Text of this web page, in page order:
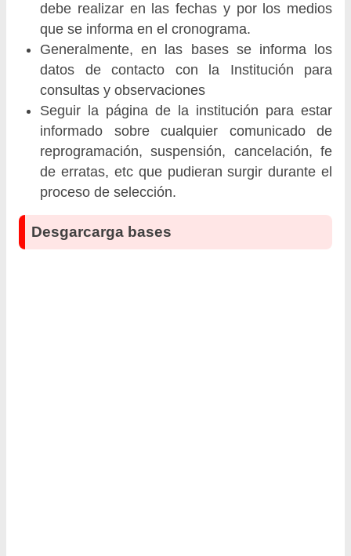
debe realizar en las fechas y por los medios
que se informa en el cronograma.
Generalmente, en las bases se informa los
datos de contacto con la Institución para
consultas y observaciones
Seguir la página de la institución para estar
informado sobre cualquier comunicado de
reprogramación, suspensión, cancelación, fe
de erratas, etc que pudieran surgir durante el
proceso de selección.
Desgarcarga bases